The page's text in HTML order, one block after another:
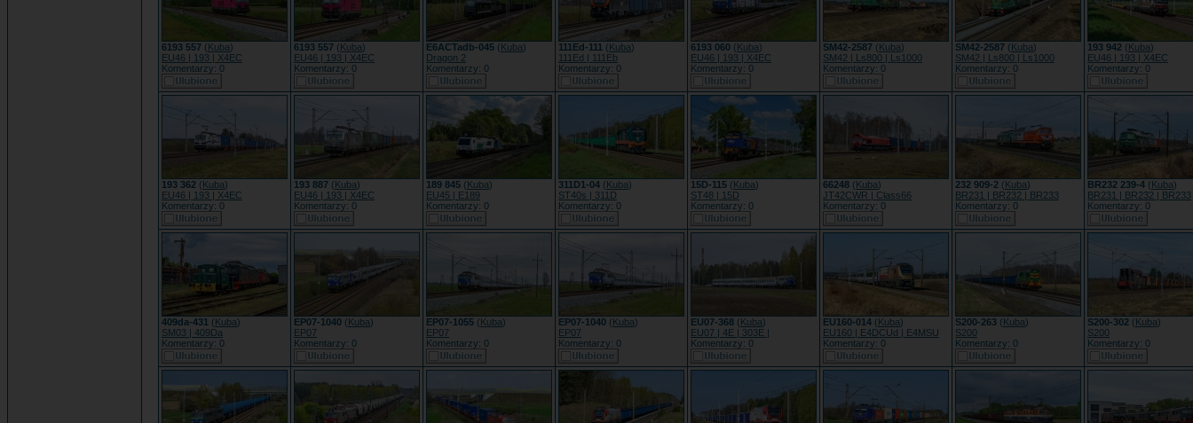
6193 557 (Kuba)
EU46 | 193 | X4EC
Komentarzy: 0
6193 557 (Kuba)
EU46 | 193 | X4EC
Komentarzy: 0
E6ACTadb-045 (Kuba)
Dragon 2
Komentarzy: 0
111Ed-111 (Kuba)
111Ed | 111Eb
Komentarzy: 0
6193 060 (Kuba)
EU46 | 193 | X4EC
Komentarzy: 0
SM42-2587 (Kuba)
SM42 | Ls800 | Ls1000
Komentarzy: 0
SM42-2587 (Kuba)
SM42 | Ls800 | Ls1000
Komentarzy: 0
193 942 (Kuba)
EU46 | 193 | X4EC
Komentarzy: 0
193 362 (Kuba)
EU46 | 193 | X4EC
Komentarzy: 0
193 887 (Kuba)
EU46 | 193 | X4EC
Komentarzy: 0
189 845 (Kuba)
EU45 | E189
Komentarzy: 0
311D1-04 (Kuba)
ST40s | 311D
Komentarzy: 0
15D-115 (Kuba)
ST48 | 15D
Komentarzy: 0
66248 (Kuba)
JT42CWR | Class66
Komentarzy: 0
232 909-2 (Kuba)
BR231 | BR232 | BR233
Komentarzy: 0
BR232 239-4 (Kuba)
BR231 | BR232 | BR233
Komentarzy: 0
409da-431 (Kuba)
SM03 | 409Da
Komentarzy: 0
EP07-1040 (Kuba)
EP07
Komentarzy: 0
EP07-1055 (Kuba)
EP07
Komentarzy: 0
EP07-1040 (Kuba)
EP07
Komentarzy: 0
EU07-368 (Kuba)
EU07 | 4E | 303E |
Komentarzy: 0
EU160-014 (Kuba)
EU160 | E4DCUd | E4MSU
Komentarzy: 0
S200-263 (Kuba)
S200
Komentarzy: 0
S200-302 (Kuba)
S200
Komentarzy: 0